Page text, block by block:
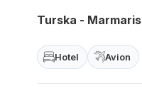
Turska - Marmaris
Hotel Avion